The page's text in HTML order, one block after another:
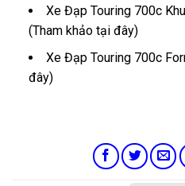
Xe Đạp Touring 700c
(Tham khảo tại đây)
Xe Đạp Touring 700c
đây)